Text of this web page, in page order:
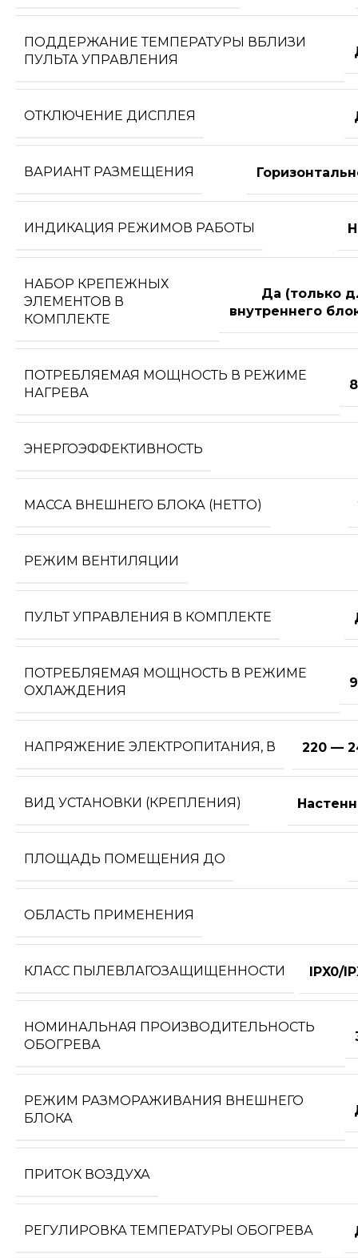
ПОДДЕРЖАНИЕ ТЕМПЕРАТУРЫ ВБЛИЗИ
ПУЛЬТА УПРАВЛЕНИЯ
ОТКЛЮЧЕНИЕ ДИСПЛЕЯ
ВАРИАНТ РАЗМЕЩЕНИЯ
ИНДИКАЦИЯ РЕЖИМОВ РАБОТЫ
НАБОР КРЕПЕЖНЫХ
ЭЛЕМЕНТОВ В
КОМПЛЕКТЕ
Да (только
внутреннего
ПОТРЕБЛЯЕМАЯ МОЩНОСТЬ В РЕЖИМЕ
НАГРЕВА
ЭНЕРГОЭФФЕКТИВНОСТЬ
МАССА ВНЕШНЕГО БЛОКА (НЕТТО)
РЕЖИМ ВЕНТИЛЯЦИИ
ПУЛЬТ УПРАВЛЕНИЯ В КОМПЛЕКТЕ
ПОТРЕБЛЯЕМАЯ МОЩНОСТЬ В РЕЖИМЕ
ОХЛАЖДЕНИЯ
НАПРЯЖЕНИЕ ЭЛЕКТРОПИТАНИЯ, В 220 —
ВИД УСТАНОВКИ (КРЕПЛЕНИЯ)
ПЛОЩАДЬ ПОМЕЩЕНИЯ ДО
ОБЛАСТЬ ПРИМЕНЕНИЯ
КЛАСС ПЫЛЕВЛАГОЗАЩИЩЕННОСТИ IPX0/
НОМИНАЛЬНАЯ ПРОИЗВОДИТЕЛЬНОСТЬ
ОБОГРЕВА
РЕЖИМ РАЗМОРАЖИВАНИЯ ВНЕШНЕГО
БЛОКА
ПРИТОК ВОЗДУХА
РЕГУЛИРОВКА ТЕМПЕРАТУРЫ ОБОГРЕВА